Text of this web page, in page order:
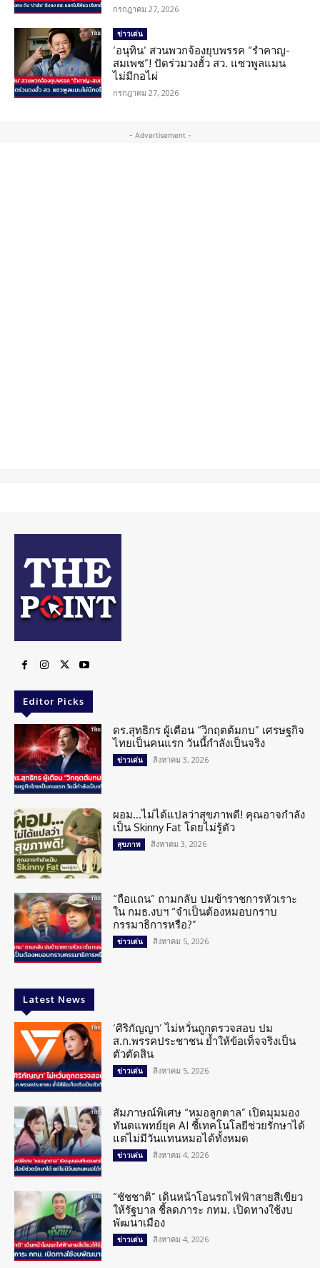
กรกฎาคม 27, 2026
ข่าวเด่น
‘อนุทิน’ สวนพวกจ้องยุบพรรค “รำคาญ-
สมเพช”! ปัดร่วมวงฮั้ว สว. แซวพูลแมน
ไม่มีกอไผ่
กรกฎาคม 27, 2026
- Advertisement -
Editor Picks
ดร.สุทธิกร ผู้เตือน “วิกฤตต้มกบ” เศรษฐกิจ
ไทยเป็นคนแรก วันนี้กำลังเป็นจริง
ข่าวเด่น สิงหาคม 3, 2026
ผอม…ไม่ได้แปลว่าสุขภาพดี! คุณอาจกำลัง
เป็น Skinny Fat โดยไม่รู้ตัว
สุขภาพ สิงหาคม 3, 2026
“ถือแถน” ถามกลับ ปมข้าราชการหัวเราะ
ใน กมธ.งบฯ “จำเป็นต้องหมอบกราบ
กรรมาธิการหรือ?”
ข่าวเด่น สิงหาคม 5, 2026
Latest News
‘ศิริกัญญา’ ไม่หวั่นถูกตรวจสอบ ปม
ส.ก.พรรคประชาชน ย้ำให้ข้อเท็จจริงเป็น
ตัวตัดสิน
ข่าวเด่น สิงหาคม 5, 2026
สัมภาษณ์พิเศษ “หมอลูกตาล” เปิดมุมมอง
ทันตแพทย์ยุค AI ชี้เทคโนโลยีช่วยรักษาได้
แต่ไม่มีวันแทนหมอได้ทั้งหมด
ข่าวเด่น สิงหาคม 4, 2026
“ชัชชาติ” เดินหน้าโอนรถไฟฟ้าสายสีเขียว
ให้รัฐบาล ชี้ลดภาระ กทม. เปิดทางใช้งบ
พัฒนาเมือง
ข่าวเด่น สิงหาคม 4, 2026